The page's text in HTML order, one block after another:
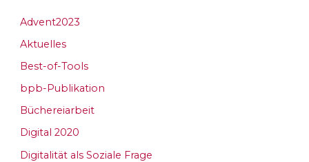
Advent2023
Aktuelles
Best-of-Tools
bpb-Publikation
Büchereiarbeit
Digital 2020
Digitalität als Soziale Frage